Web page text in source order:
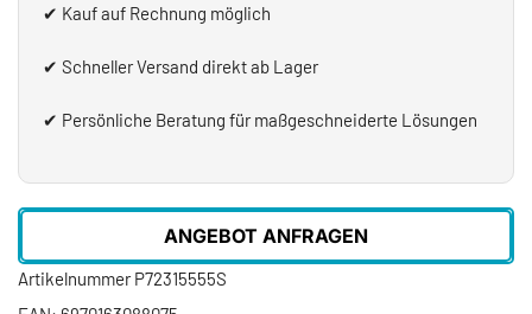
✔ Kauf auf Rechnung möglich
✔ Schneller Versand direkt ab Lager
✔ Persönliche Beratung für maßgeschneiderte Lösungen
ANGEBOT ANFRAGEN
ArtikelnummerP72315555S